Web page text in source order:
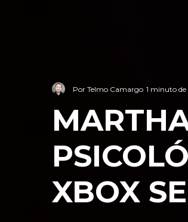
Por Telmo Camargo 1 minuto
XBOX